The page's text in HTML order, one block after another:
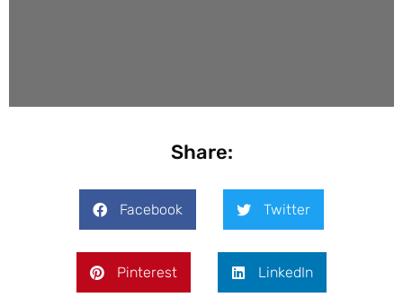
Share:
Facebook Twitter
Pinterest LinkedIn